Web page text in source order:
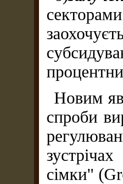
Новим
спроби
сімки"